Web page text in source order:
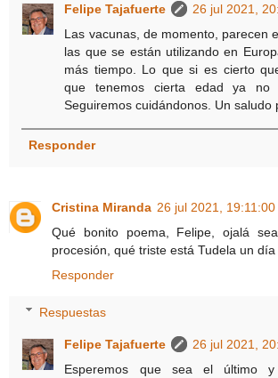
Felipe Tajafuerte
26 jul 2021,
Las vacunas, de momento, parecen
las que se están utilizando en
más tiempo. Lo que si es cierto
que tenemos cierta edad ya no
Seguiremos cuidándonos. Un saludo
Responder
Cristina Miranda 26 jul 2021, 19:11:00
Qué bonito poema, Felipe, ojalá
procesión, qué triste está Tudela un
Responder
Respuestas
Felipe Tajafuerte
26 jul 2021,
Esperemos que sea el último